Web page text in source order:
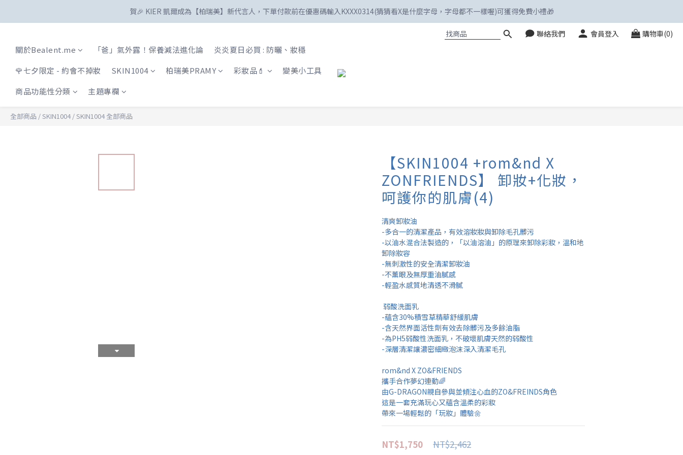
☀️「爸」氣外露！SKIN1004最高77折
賀🎉 KIER 凱爾成為【柏瑞美】新代言人，下單付款前在優惠碼輸入KXXX0314(猜猜看X是什麼字母，字母都不一樣喔)可獲得免費小禮🎁
☀️「爸」氣外露！SKIN1004最高77折
聯絡我們 會員登入 購物車(0)
關於Bealent.me 「爸」氣外露！保養減法進化論
炎炎夏日必買 : 防曬、妝穩
🌹七夕限定 - 約會不掉妝
SKIN1004 柏瑞美PRAMY 彩妝品💄
變美小工具
商品功能性分類
主題專欄
全部商品 /SKIN1004/SKIN1004 全部商品
【SKIN1004 +rom&nd X
ZONFRIENDS】 卸妝+化妝，
呵護你的肌膚(4)
清爽卸妝油
-多合一的清潔產品，有效溶妝妝與卸除毛孔髒污
-以油水混合法製造的，「以油溶油」的原理來卸除彩妝，溫和地
卸除妝容
-無刺激性的安全清潔卸妝油
-不薰眼及無厚重油膩感
-輕盈水感質地清透不滑膩
弱酸洗面乳
-蘊含30%積雪草精華舒緩肌膚
-含天然界面活性劑有效去除髒污及多餘油脂
-為PH5弱酸性洗面乳，不破壞肌膚天然的弱酸性
-深層清潔讓濃密細緻泡沫深入清潔毛孔
rom&nd X ZO&FRIENDS
攜手合作夢幻連動🌈
由G-DRAGON親自參與並傾注心血的ZO&FREINDS角色
這是一套充滿玩心又蘊含溫柔的彩妝
帶來一場輕鬆的「玩妝」體驗🌼
NT$2,462
NT$1,750